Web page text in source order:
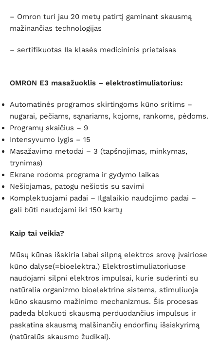
– Omron turi jau 20 metų patirtį gaminant skausmą
mažinančias technologijas
– sertifikuotas IIa klasės medicininis prietaisas
OMRON E3 masažuoklis – elektrostimuliatorius:
Automatinės programos skirtingoms kūno sritims –
nugarai, pečiams, sąnariams, kojoms, rankoms, pėdoms.
Programų skaičius – 9
Intensyvumo lygis – 15
Masažavimo metodai – 3 (tapšnojimas, minkymas,
trynimas)
Ekrane rodoma programa ir gydymo laikas
Nešiojamas, patogu nešiotis su savimi
Komplektuojami padai – Ilgalaikio naudojimo padai –
gali būti naudojami iki 150 kartų
Kaip tai veikia?
Mūsų kūnas išskiria labai silpną elektros srovę įvairiose
kūno dalyse(=bioelektra.) Elektrostimuliatoriuose
naudojami silpni elektros impulsai, kurie suderinti su
natūralia organizmo bioelektrine sistema, stimuliuoja
kūno skausmo mažinimo mechanizmus. Šis procesas
padeda blokuoti skausmą perduodančius impulsus ir
paskatina skausmą malšinančių endorfinų išsiskyrimą
(natūralūs skausmo žudikai).